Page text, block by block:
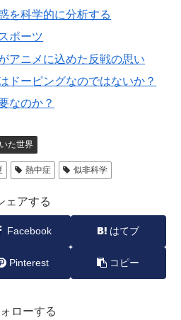
を科学的に分析する
ポーツ
アニメに込めた反戦の思い
ドーピングなのではないか？
なのか？
た世界
熱中症 似非科学
ェアする
Facebook はてブ
Pinterest コピー
ローする